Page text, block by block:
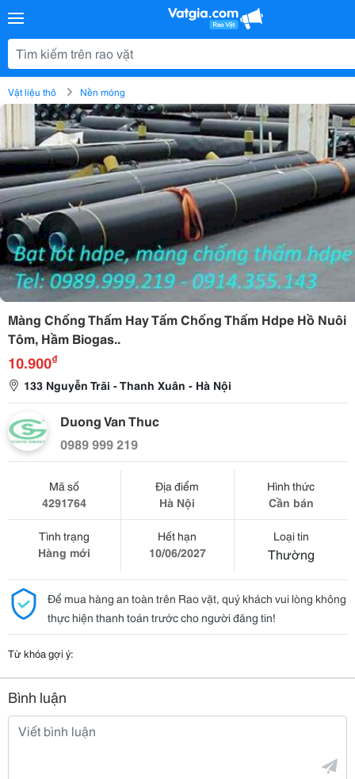
Vật liệu thô Nền móng
Màng Chống Thấm Hay Tấm Chống Thấm Hdpe Hồ Nuôi
Tôm, Hầm Biogas..
10.900₫
133 Nguyễn Trãi - Thanh Xuân - Hà Nội
Duong Van Thuc
0989 999 219
Mã số
4291764
Địa điểm
Hà Nội
Hình thức
Cần bán
Tình trạng
Hàng mới
Hết hạn
10/06/2027
Loại tin
Thường
Để mua hàng an toàn trên Rao vặt, quý khách vui lòng không
thực hiện thanh toán trước cho người đăng tin!
Từ khóa gợi ý:
Bình luận